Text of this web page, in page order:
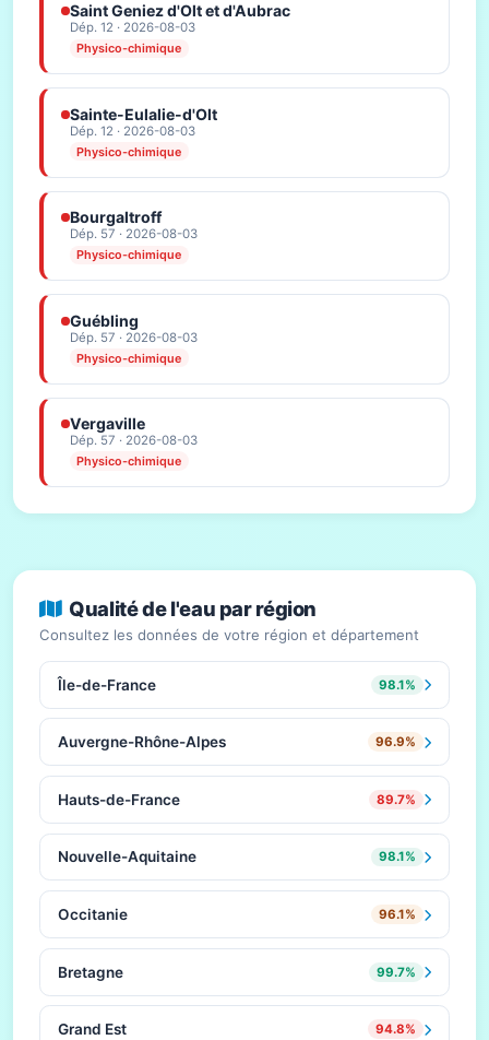
Saint Geniez d'Olt et d'Aubrac
Dép. 12 · 2026-08-03
Physico-chimique
Sainte-Eulalie-d'Olt
Dép. 12 · 2026-08-03
Physico-chimique
Bourgaltroff
Dép. 57 · 2026-08-03
Physico-chimique
Guébling
Dép. 57 · 2026-08-03
Physico-chimique
Vergaville
Dép. 57 · 2026-08-03
Physico-chimique
Qualité de l'eau par région
Consultez les données de votre région et département
Île-de-France 98.1%
Auvergne-Rhône-Alpes 96.9%
Hauts-de-France 89.7%
Nouvelle-Aquitaine 98.1%
Occitanie 96.1%
Bretagne 99.7%
Grand Est 94.8%